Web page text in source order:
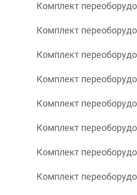
Комплект
Комплект
Комплект
Комплект
Комплект
Комплект
Комплект
Комплект